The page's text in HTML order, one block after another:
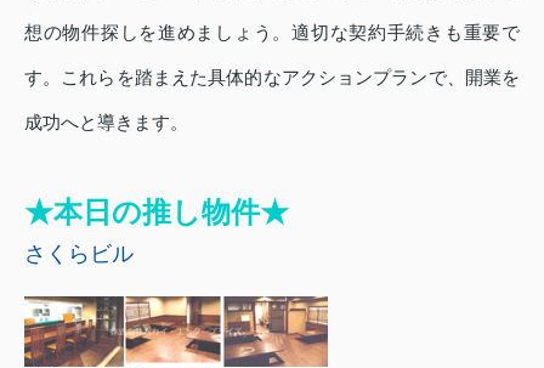
想の物件探しを進めましょう。適切な契約手続きも重要で
す。これらを踏まえた具体的なアクションプランで、開業を
成功へと導きます。
★本日の推し物件★
さくらビル